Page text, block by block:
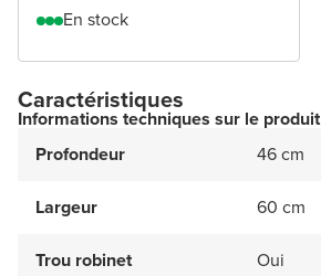
En stock
Caractéristiques
Informations techniques sur le produit
Profondeur
46 cm
Largeur 60 cm
Trou robinet Oui